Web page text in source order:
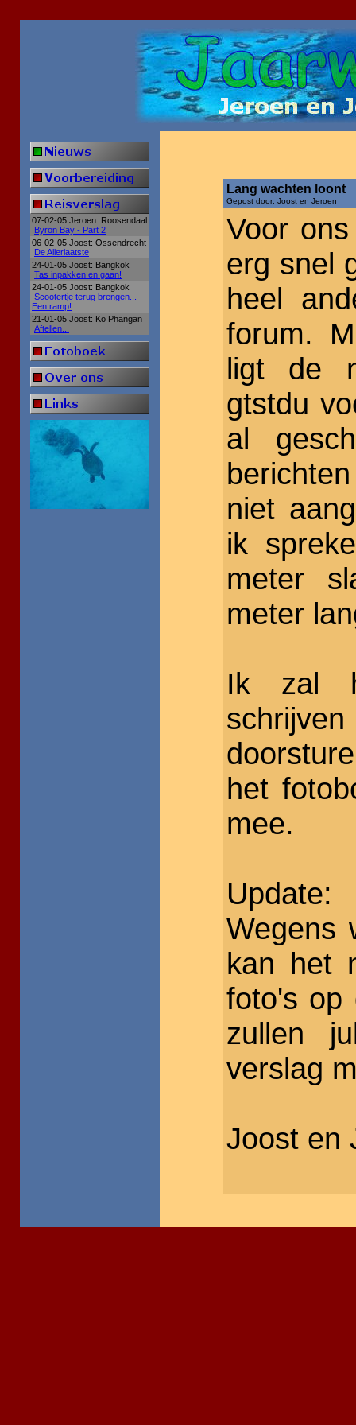
07-02-05 Jeroen: Roosendaal
Byron Bay - Part 2
06-02-05 Joost: Ossendrecht
De Allerlaatste
24-01-05 Joost: Bangkok
Tas inpakken en gaan!
24-01-05 Joost: Bangkok
Scootertje terug brengen...
Een ramp!
21-01-05 Joost: Ko Phangan
Aftellen...
Lang wachten loont
Gepost door: Joost en Jeroen
Voor
erg snel
heel
forum.
ligt de
gtstdu
al
niet
ik
meter
meter
Ik zal
het
mee.
Update:
Wegens
kan het
foto's op
zullen
verslag
Joost en